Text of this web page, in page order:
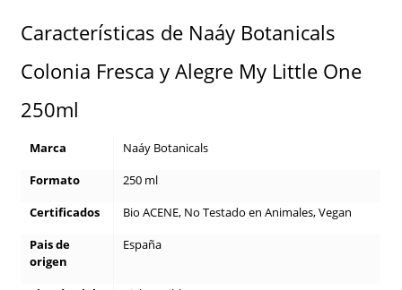
Características de Naáy Botanicals
Colonia Fresca y Alegre My Little One
250ml
Marca
Naáy Botanicals
Formato
250 ml
Certificados
Bio ACENE, No Testado en Animales, Vegan
Pais de
origen
España